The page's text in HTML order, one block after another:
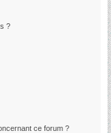
?
ce forum ?